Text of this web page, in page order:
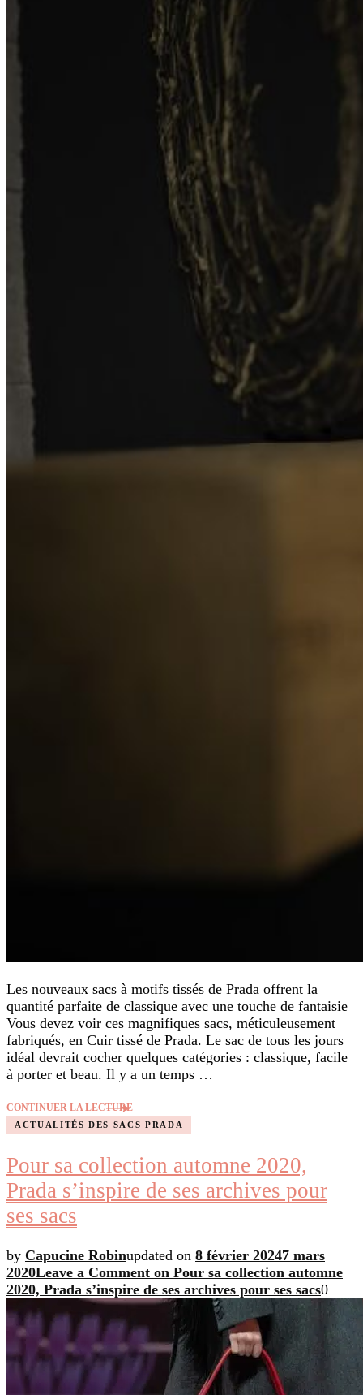
Les nouveaux sacs à motifs tissés de Prada offrent la
quantité parfaite de classique avec une touche de fantaisie
Vous devez voir ces magnifiques sacs, méticuleusement
fabriqués, en Cuir tissé de Prada. Le sac de tous les jours
idéal devrait cocher quelques catégories : classique, facile
à porter et beau. Il y a un temps …
CONTINUER LA LECTURE
ACTUALITÉS DES SACS PRADA
Pour sa collection automne 2020,
Prada s’inspire de ses archives pour
ses sacs
by Capucine Robinupdated on 8 février 20247 mars
2020Leave a Comment on Pour sa collection automne
2020, Prada s’inspire de ses archives pour ses sacs0